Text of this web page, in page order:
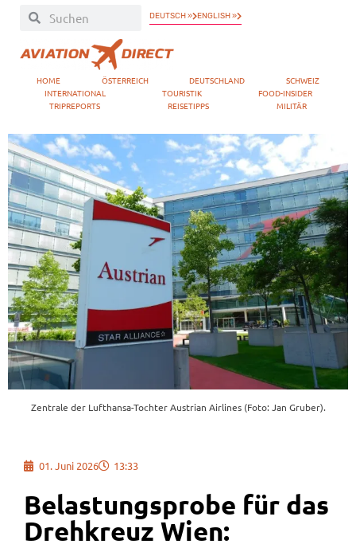
DEUTSCH » ENGLISH »
HOME ÖSTERREICH DEUTSCHLAND
SCHWEIZ
INTERNATIONAL
TOURISTIK
FOOD-INSIDER
TRIPREPORTS
REISETIPPS MILITÄR
Zentrale der Lufthansa-Tochter Austrian Airlines (Foto: Jan Gruber).
01. Juni 2026 13:33
Belastungsprobe für das
Drehkreuz Wien: